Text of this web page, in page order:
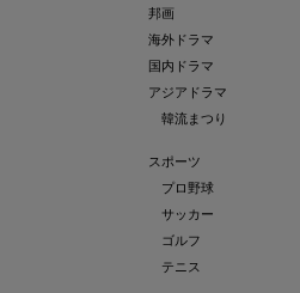
邦画
海外ドラマ
国内ドラマ
アジアドラマ
韓流まつり
スポーツ
プロ野球
サッカー
ゴルフ
テニス